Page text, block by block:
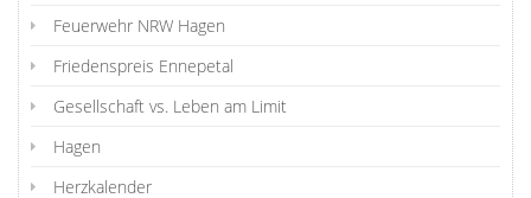
Feuerwehr NRW Hagen
Friedenspreis Ennepetal
Gesellschaft vs. Leben am Limit
Hagen
Herzkalender